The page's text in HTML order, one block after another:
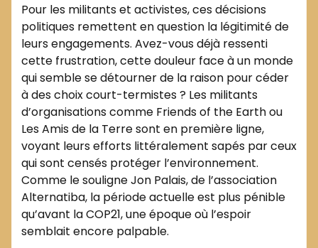
Pour les militants et activistes, ces décisions
politiques remettent en question la légitimité de
leurs engagements. Avez-vous déjà ressenti
cette frustration, cette douleur face à un monde
qui semble se détourner de la raison pour céder
à des choix court-termistes ? Les militants
d’organisations comme Friends of the Earth ou
Les Amis de la Terre sont en première ligne,
voyant leurs efforts littéralement sapés par ceux
qui sont censés protéger l’environnement.
Comme le souligne Jon Palais, de l’association
Alternatiba, la période actuelle est plus pénible
qu’avant la COP21, une époque où l’espoir
semblait encore palpable.